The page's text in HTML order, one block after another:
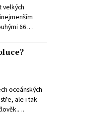
ale komplexní
velkých
66
pterosauři
oceánských
ale i tak